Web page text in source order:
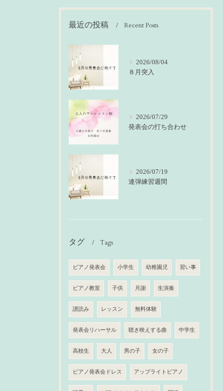
最近の投稿 Recent Posts
2026/08/04
８月突入
2026/07/29
発表会の打ち合わせ
2026/07/19
連弾練習週間
タグ Tags
ピアノ発表会 小学生 幼稚園児 習い事
ピアノ教室 子供 月謝 生演奏
譜読み レッスン 無料体験
発表会リハーサル 聴き映えする曲 中学生
高校生 大人 男の子 女の子
ピアノ発表会ドレス アップライトピアノ